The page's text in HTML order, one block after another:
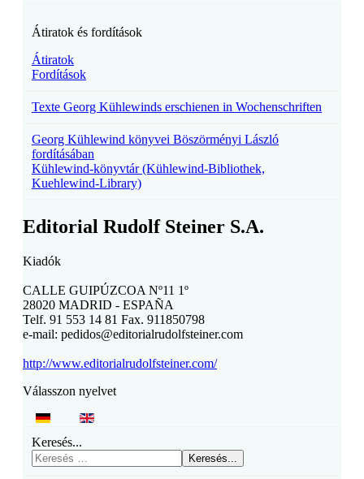
Átiratok és fordítások
Átiratok
Fordítások
Texte Georg Kühlewinds erschienen in Wochenschriften
Georg Kühlewind könyvei Böszörményi László
fordításában
Kühlewind-könyvtár (Kühlewind-Bibliothek,
Kuehlewind-Library)
Editorial Rudolf Steiner S.A.
Kiadók
CALLE GUIPÚZCOA Nº11 1º
28020 MADRID - ESPAÑA
Telf. 91 553 14 81 Fax. 911850798
e-mail: pedidos@editorialrudolfsteiner.com
http://www.editorialrudolfsteiner.com/
Válasszon nyelvet
Keresés...
Keresés...